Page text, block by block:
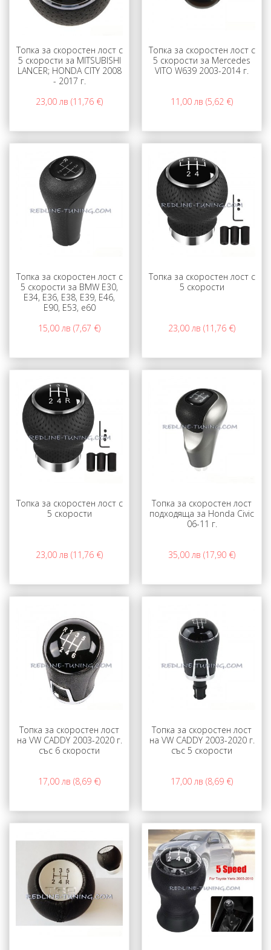
Топка за скоростен лост с
5 скорости за MITSUBISHI
LANCER; HONDA CITY 2008
- 2017 г.
23,00 лв (11,76 €)
Топка за скоростен лост с
5 скорости за Mercedes
VITO W639 2003-2014 г.
11,00 лв (5,62 €)
Топка за скоростен лост с
5 скорости за BMW Е30,
Е34, Е36, Е38, Е39, Е46,
Е90, Е53, e60
15,00 лв (7,67 €)
Топка за скоростен лост с
5 скорости
23,00 лв (11,76 €)
Топка за скоростен лост с
5 скорости
23,00 лв (11,76 €)
Топка за скоростен лост
подходяща за Honda Civic
06-11 г.
35,00 лв (17,90 €)
Топка за скоростен лост
на VW CADDY 2003-2020 г.
със 6 скорости
17,00 лв (8,69 €)
Топка за скоростен лост
на VW CADDY 2003-2020 г.
със 5 скорости
17,00 лв (8,69 €)